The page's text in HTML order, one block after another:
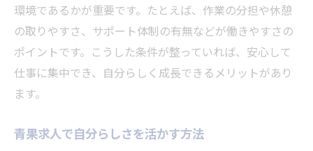
青果求人で得られるスキルと経験値
青果求人で充実感を得る働き方の工夫
青果求人でモチベーションを高める方法
青果求人で職場の人間関係を良好に保つ
環境であるかが重要です。たとえば、作業の分担や休憩
の取りやすさ、サポート体制の有無などが働きやすさの
ポイントです。こうした条件が整っていれば、安心して
仕事に集中でき、自分らしく成長できるメリットがあり
ます。
青果求人で自分らしさを活かす方法